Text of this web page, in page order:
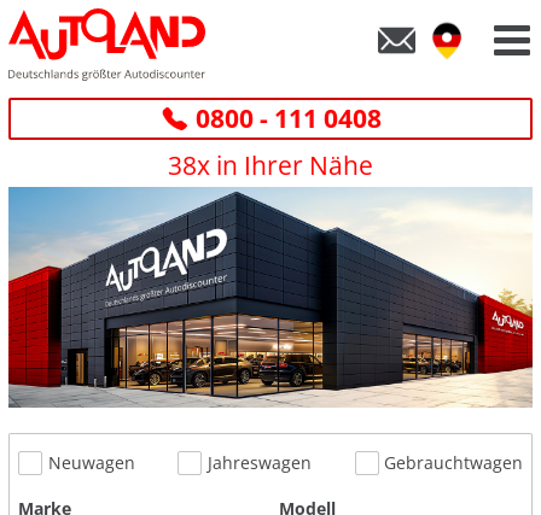
0800 - 111 0408
38x in Ihrer Nähe
Neuwagen Jahreswagen
Gebrauchtwagen
Marke
Modell